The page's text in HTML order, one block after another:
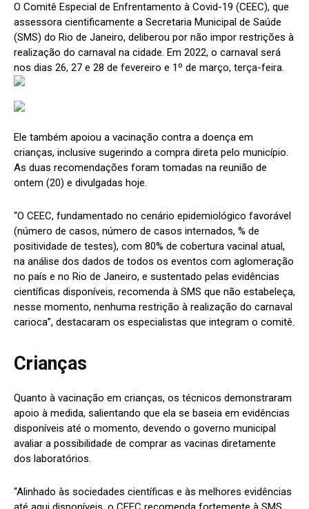
O Comitê Especial de Enfrentamento à Covid-19 (CEEC), que
assessora cientificamente a Secretaria Municipal de Saúde
(SMS) do Rio de Janeiro, deliberou por não impor restrições à
realização do carnaval na cidade. Em 2022, o carnaval será
nos dias 26, 27 e 28 de fevereiro e 1º de março, terça-feira.
Ele também apoiou a vacinação contra a doença em
crianças, inclusive sugerindo a compra direta pelo município.
As duas recomendações foram tomadas na reunião de
ontem (20) e divulgadas hoje.
“O CEEC, fundamentado no cenário epidemiológico favorável
(número de casos, número de casos internados, % de
positividade de testes), com 80% de cobertura vacinal atual,
na análise dos dados de todos os eventos com aglomeração
no país e no Rio de Janeiro, e sustentado pelas evidências
científicas disponíveis, recomenda à SMS que não estabeleça,
nesse momento, nenhuma restrição à realização do carnaval
carioca”, destacaram os especialistas que integram o comitê.
Crianças
Quanto à vacinação em crianças, os técnicos demonstraram
apoio à medida, salientando que ela se baseia em evidências
disponíveis até o momento, devendo o governo municipal
avaliar a possibilidade de comprar as vacinas diretamente
dos laboratórios.
“Alinhado às sociedades científicas e às melhores evidências